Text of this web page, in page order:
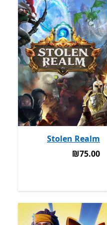
Stolen Realm
‪₪75.00‬
‪₪75.00‬